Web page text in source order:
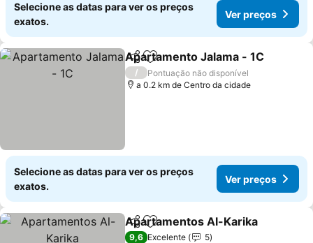
Selecione as datas para ver os preços
exatos.
Ver preços
PartilharAdicionar aos favoritos
Apartamento Jalama - 1C
/
Pontuação não disponível
a 0.2 km de Centro da cidade
Selecione as datas para ver os preços
exatos.
Ver preços
PartilharAdicionar aos favoritos
Apartamentos Al-Karika
9,6 Excelente
5